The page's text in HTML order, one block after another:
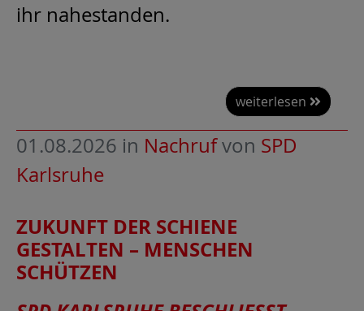
ihr nahestanden.
weiterlesen
01.08.2026 in Nachrufvon SPD
Karlsruhe
ZUKUNFT DER SCHIENE
GESTALTEN – MENSCHEN
SCHÜTZEN